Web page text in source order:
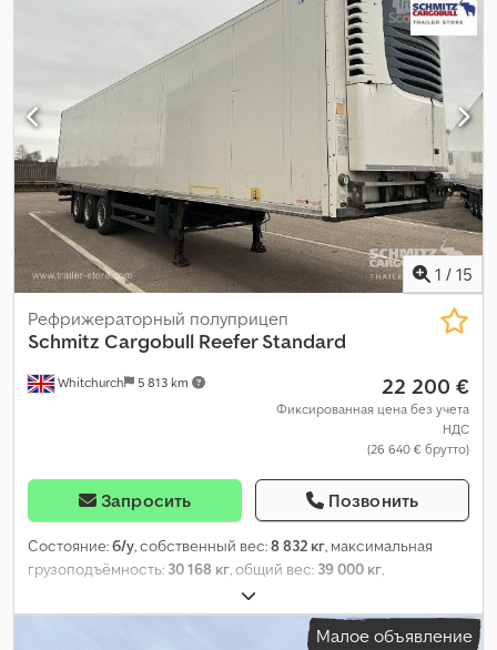
, подвеска:воздух , размер шины:385/65
8 100 мм белый , Год выпуска:2019,
116 462 км, Оборудование:
1 / 15
Whitchurch 5 813 km
Рефрижераторный полуприцеп
Schmitz Cargobull Reefer Standard
22 200 €
Фиксированная цена без учета
НДС
(26 640 € брутто)
Запросить Позвонить
Состояние:б/у, собственный вес:8 832 кг, максимальная
грузоподъёмность: 30 168 кг , общий вес: 39 000 кг
, первая регистрация:
следующая проверка (TÜV):01/2027, длина грузового отсека:
, ширина пространства для загрузки:2 490 мм,
Малое объявление